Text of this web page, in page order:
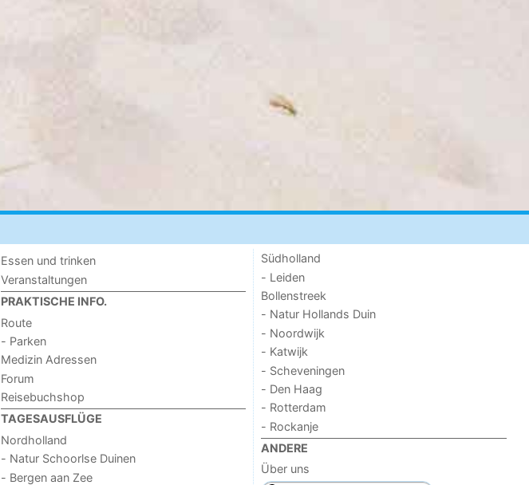
Essen und trinken
Veranstaltungen
PRAKTISCHE INFO.
Route
- Parken
Medizin Adressen
Forum
Reisebuchshop
TAGESAUSFLÜGE
Nordholland
- Natur Schoorlse Duinen
- Bergen aan Zee
Südholland
- Leiden
Bollenstreek
- Natur Hollands Duin
- Noordwijk
- Katwijk
- Scheveningen
- Den Haag
- Rotterdam
- Rockanje
ANDERE
Über uns